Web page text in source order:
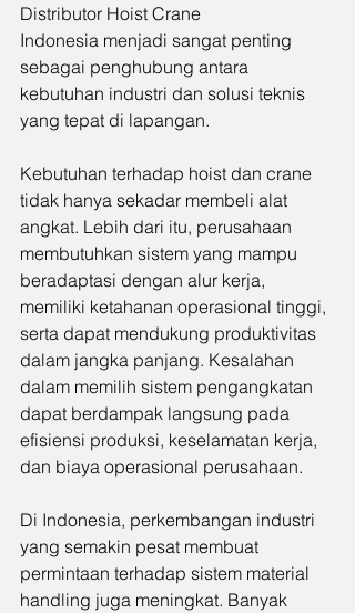
Distributor Hoist Crane
Indonesia menjadi sangat penting
sebagai penghubung antara
kebutuhan industri dan solusi teknis
yang tepat di lapangan.
Kebutuhan terhadap hoist dan crane
tidak hanya sekadar membeli alat
angkat. Lebih dari itu, perusahaan
membutuhkan sistem yang mampu
beradaptasi dengan alur kerja,
memiliki ketahanan operasional tinggi,
serta dapat mendukung produktivitas
dalam jangka panjang. Kesalahan
dalam memilih sistem pengangkatan
dapat berdampak langsung pada
efisiensi produksi, keselamatan kerja,
dan biaya operasional perusahaan.
Di Indonesia, perkembangan industri
yang semakin pesat membuat
permintaan terhadap sistem material
handling juga meningkat. Banyak